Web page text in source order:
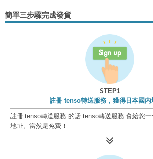
簡單三步驟完成發貨
STEP1
註冊 tenso轉送服務，獲得日本國内
註冊 tenso轉送服務 的話 tenso轉送服務 會給您
地址。當然是免費！